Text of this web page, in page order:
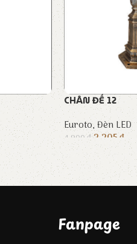
CHÂN ĐẾ 12
Euroto,Đèn LED
4.900₫ 2.205₫
Fanpage